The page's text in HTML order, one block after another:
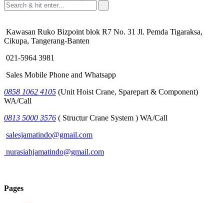
Kawasan Ruko Bizpoint blok R7 No. 31 Jl. Pemda Tigaraksa,
Cikupa, Tangerang-Banten
021-5964 3981
Sales Mobile Phone and Whatsapp
0858 1062 4105 (Unit Hoist Crane, Sparepart & Component)
WA/Call
0813 5000 3576 ( Structur Crane System ) WA/Call
salesjamatindo@gmail.com
nurasiahjamatindo@gmail.com
Pages